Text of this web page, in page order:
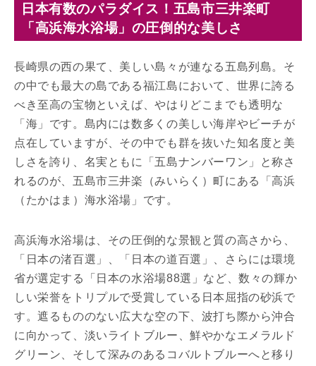
日本有数のパラダイス！五島市三井楽町
「高浜海水浴場」の圧倒的な美しさ
長崎県の西の果て、美しい島々が連なる五島列島。そ
の中でも最大の島である福江島において、世界に誇る
べき至高の宝物といえば、やはりどこまでも透明な
「海」です。島内には数多くの美しい海岸やビーチが
点在していますが、その中でも群を抜いた知名度と美
しさを誇り、名実ともに「五島ナンバーワン」と称さ
れるのが、五島市三井楽（みいらく）町にある「高浜
（たかはま）海水浴場」です。
高浜海水浴場は、その圧倒的な景観と質の高さから、
「日本の渚百選」、「日本の道百選」、さらには環境
省が選定する「日本の水浴場88選」など、数々の輝か
しい栄誉をトリプルで受賞している日本屈指の砂浜で
す。遮るもののない広大な空の下、波打ち際から沖合
に向かって、淡いライトブルー、鮮やかなエメラルド
グリーン、そして深みのあるコバルトブルーへと移り